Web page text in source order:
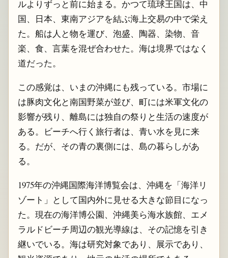
ルよりずっと前に始まる。かつて琉球王国は、中
国、日本、東南アジアを結ぶ海上交易の中で栄え
た。船は人と物を運び、泡盛、陶器、染物、音
楽、食、言葉を混ぜ合わせた。海は境界ではなく
道だった。
この感覚は、いまの沖縄にも残っている。市場に
は豚肉文化と南国野菜が並び、町には米軍文化の
影響が残り、離島には独自の祭りと生活の速度が
ある。ビーチへ行く旅行者は、青い水を見に来
る。だが、その青の裏側には、島の暮らしがあ
る。
1975年の沖縄国際海洋博覧会は、沖縄を「海洋リ
ゾート」として国内外に見せる大きな節目になっ
た。現在の海洋博公園、沖縄美ら海水族館、エメ
ラルドビーチ周辺の観光導線は、その記憶を引き
継いでいる。海は研究対象であり、展示であり、